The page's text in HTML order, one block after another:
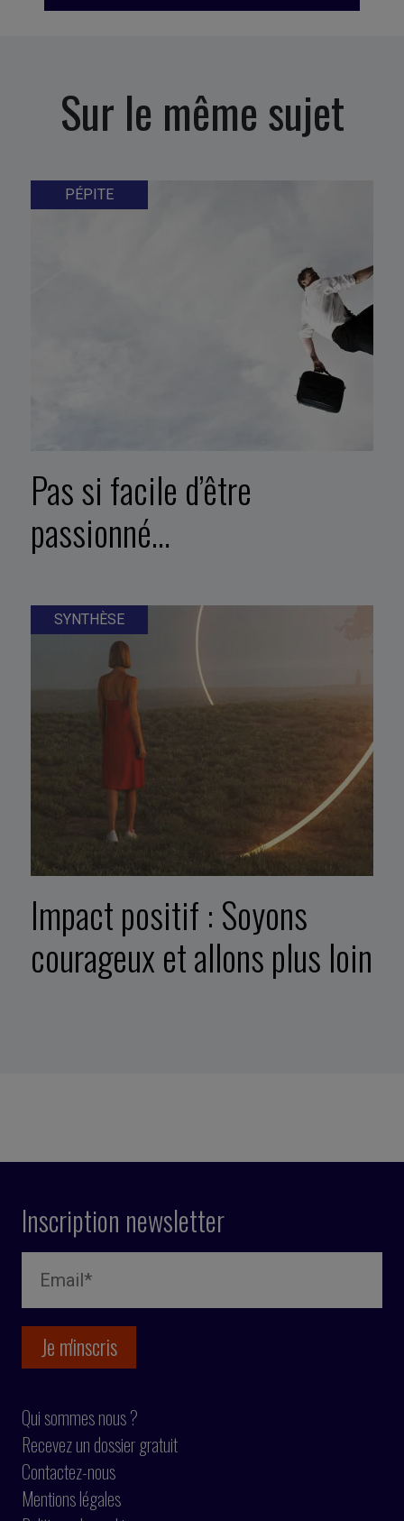
Sur le même sujet
PÉPITE
Pas si facile d’être
passionné…
SYNTHÈSE
Impact positif : Soyons
courageux et allons plus loin
Inscription newsletter
Qui sommes nous ?
Recevez un dossier gratuit
Contactez-nous
Mentions légales